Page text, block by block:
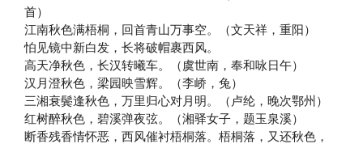
首）
江南秋色满梧桐，回首青山万事空。（文天祥，重阳）
怕见镜中新白发，长将破帽裹西风。
高天净秋色，长汉转曦车。（虞世南，奉和咏日午）
汉月澄秋色，梁园映雪辉。（李峤，兔）
三湘衰鬓逢秋色，万里归心对月明。（卢纶，晚次鄂州）
红树醉秋色，碧溪弹夜弦。（湘驿女子，题玉泉溪）
断香残香情怀恶，西风催衬梧桐落。梧桐落，又还秋色，